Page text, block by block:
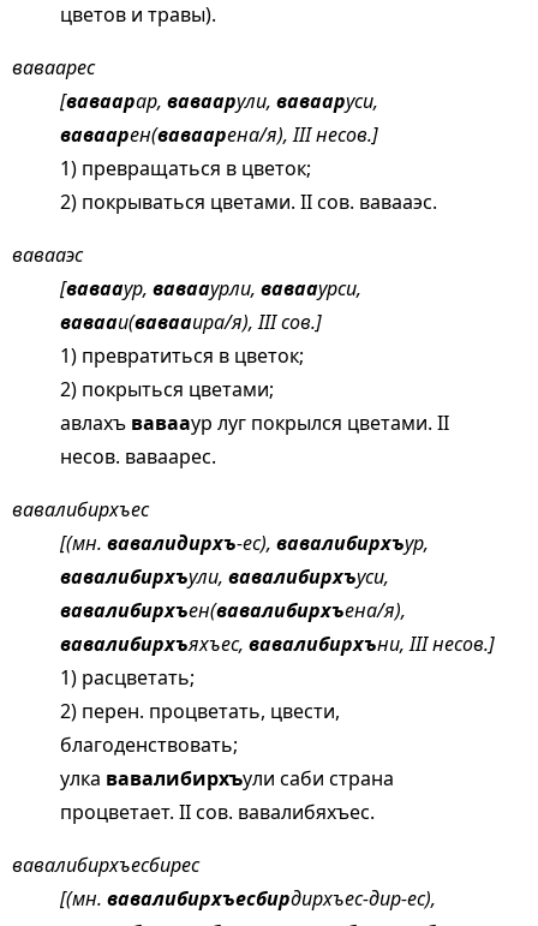
цветов и травы).
ваваарес
[ваваарар, ваваарули, вавааруси,
ваваарен(ваваарена/я), III несов.]
1) превращаться в цветок;
2) покрываться цветами. II сов. вавааэс.
вавааэс
[вавааур, вавааурли, вавааурси,
вавааи(вавааира/я), III сов.]
1) превратиться в цветок;
2) покрыться цветами;
авлахъ вавааур луг покрылся цветами. II
несов. ваваарес.
вавалибирхъес
[(мн. вавалидирхъ-ес), вавалибирхъур,
вавалибирхъули, вавалибирхъуси,
вавалибирхъен(вавалибирхъена/я),
вавалибирхъяхъес, вавалибирхъни, III несов.]
1) расцветать;
2) перен. процветать, цвести,
благоденствовать;
улка вавалибирхъули саби страна
процветает. II сов. вавалибяхъес.
вавалибирхъесбирес
[(мн. вавалибирхъесбирдирхъес-дир-ес),